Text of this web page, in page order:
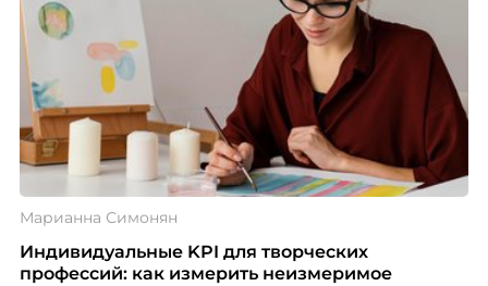
Марианна Симонян
Индивидуальные KPI для творческих
профессий: как измерить неизмеримое